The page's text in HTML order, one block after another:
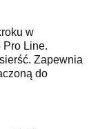
w
Pro Line.
Zapewnia
do